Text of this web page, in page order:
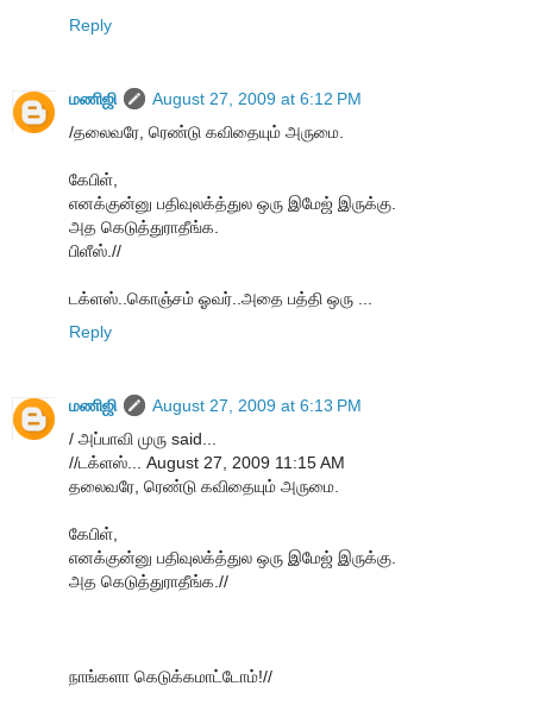
Reply
மணிஜி
August 27, 2009 at 6:12 PM
/தலைவரே, ரெண்டு கவிதையும் அருமை.
கேபிள்,
எனக்குன்னு பதிவுலக்த்துல ஒரு இமேஜ் இருக்கு.
அத கெடுத்துராதீங்க.
பிளீஸ்.//
டக்ளஸ்..கொஞ்சம் ஓவர்..அதை பத்தி ஒரு ...
Reply
மணிஜி
August 27, 2009 at 6:13 PM
/ அப்பாவி முரு said...
//டக்ளஸ்... August 27, 2009 11:15 AM
தலைவரே, ரெண்டு கவிதையும் அருமை.
கேபிள்,
எனக்குன்னு பதிவுலக்த்துல ஒரு இமேஜ் இருக்கு.
அத கெடுத்துராதீங்க.//
நாங்களா கெடுக்கமாட்டோம்!//